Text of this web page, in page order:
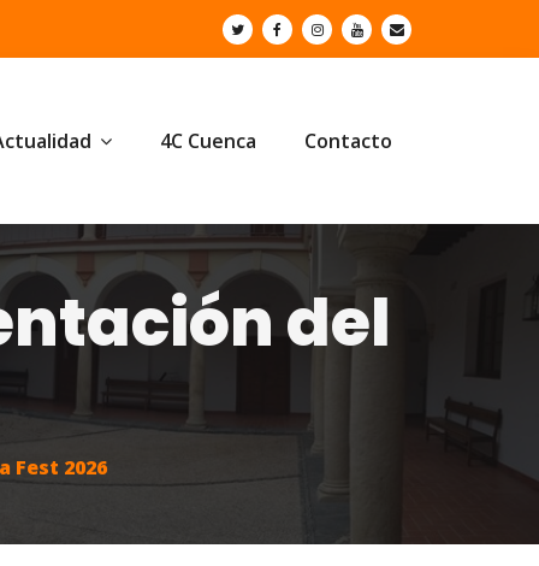
4C Cuenca Contacto
del
Fest 2026